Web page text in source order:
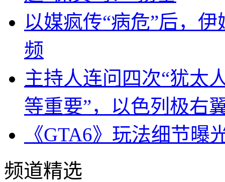
以媒疯传“病危”后，
频
主持人连问四次“犹太
等重要”，以色列极右
《GTA6》玩法细节
频道精选